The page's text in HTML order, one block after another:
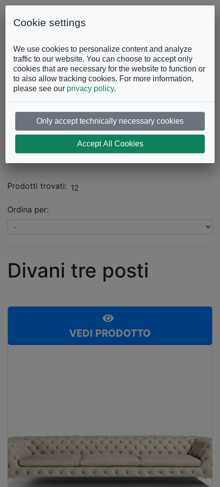
Skip to content
FacebookInstagramYouTube
Catalogo
DIVANI E POLTRONE Divani tre posti
Prodotti trovati: 12
Ordina per:
Divani tre posti
VEDI PRODOTTO
Cookie settings
We use cookies to personalize content and analyze
traffic to our website. You can choose to accept only
cookies that are necessary for the website to function or
to also allow tracking cookies. For more information,
please see our privacy policy.
Only accept technically necessary cookies
Accept All Cookies